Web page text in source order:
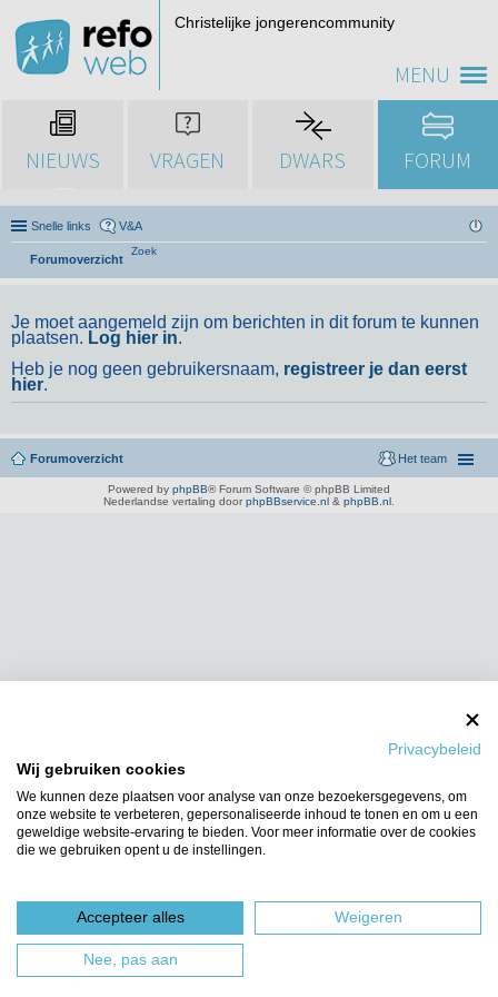
MENU
Christelijke jongerencommunity
NIEUWS VRAGEN DWARS FORUM
Snelle links V&A
Forumoverzicht
Zoek
Je moet aangemeld zijn om berichten in dit forum te kunnen
plaatsen. Log hier in.
Heb je nog geen gebruikersnaam, registreer je dan eerst
hier.
Forumoverzicht Het team
Powered by phpBB® Forum Software © phpBB Limited
Nederlandse vertaling door phpBBservice.nl & phpBB.nl
Privacybeleid
Wij gebruiken cookies
We kunnen deze plaatsen voor analyse van onze bezoekersgegevens, om
onze website te verbeteren, gepersonaliseerde inhoud te tonen en om u een
geweldige website-ervaring te bieden. Voor meer informatie over de cookies
die we gebruiken opent u de instellingen.
Accepteer alles Weigeren
Nee, pas aan